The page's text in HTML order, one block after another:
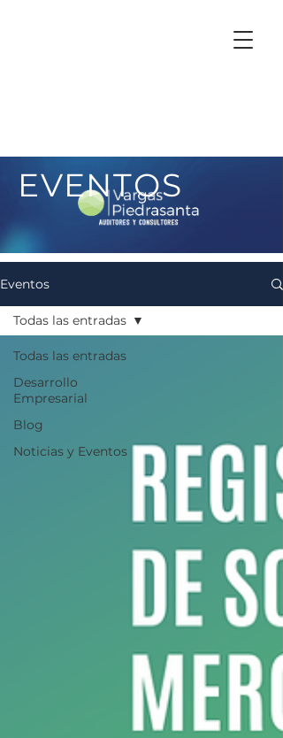
EVENTOS
Eventos
Todas las entradas
Desarrollo
Empresarial
Blog
Noticias y Eventos
Todas las entradas